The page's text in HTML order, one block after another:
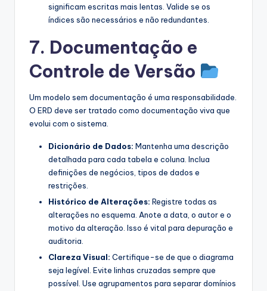
significam escritas mais lentas. Valide se os
índices são necessários e não redundantes.
7. Documentação e
Controle de Versão
Um modelo sem documentação é uma responsabilidade.
O ERD deve ser tratado como documentação viva que
evolui com o sistema.
Dicionário de Dados: Mantenha uma descrição
detalhada para cada tabela e coluna. Inclua
definições de negócios, tipos de dados e
restrições.
Histórico de Alterações: Registre todas as
alterações no esquema. Anote a data, o autor e o
motivo da alteração. Isso é vital para depuração e
auditoria.
Clareza Visual: Certifique-se de que o diagrama
seja legível. Evite linhas cruzadas sempre que
possível. Use agrupamentos para separar domínios